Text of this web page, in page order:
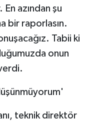
En azından şu
bir raporlasın.
Tabii ki
onun
teknik direktör